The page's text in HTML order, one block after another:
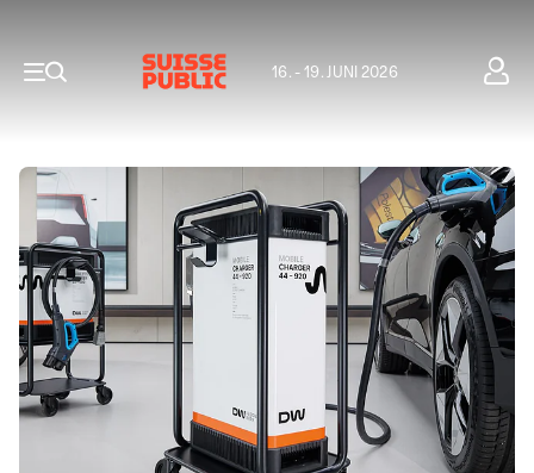
16. - 19. JUNI 2026